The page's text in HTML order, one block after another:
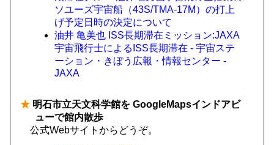
ソユーズ宇宙船（43S/TMA-17M）の打上
げ予定日時の決定について
油井 亀美也 ISS長期滞在ミッション:JAXA
宇宙飛行士によるISS長期滞在 - 宇宙ステ
ーション・きぼう広報・情報センター -
JAXA
★ 明石市立天文科学館を GoogleMapsインドアビ
ューで館内散歩
公式Webサイトからどうぞ。